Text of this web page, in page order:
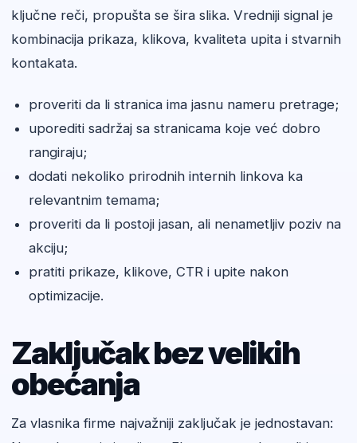
ključne reči, propušta se šira slika. Vredniji signal je
kombinacija prikaza, klikova, kvaliteta upita i stvarnih
kontakata.
proveriti da li stranica ima jasnu nameru pretrage;
uporediti sadržaj sa stranicama koje već dobro
rangiraju;
dodati nekoliko prirodnih internih linkova ka
relevantnim temama;
proveriti da li postoji jasan, ali nenametljiv poziv na
akciju;
pratiti prikaze, klikove, CTR i upite nakon
optimizacije.
Zaključak bez velikih
obećanja
Za vlasnika firme najvažniji zaključak je jednostavan: